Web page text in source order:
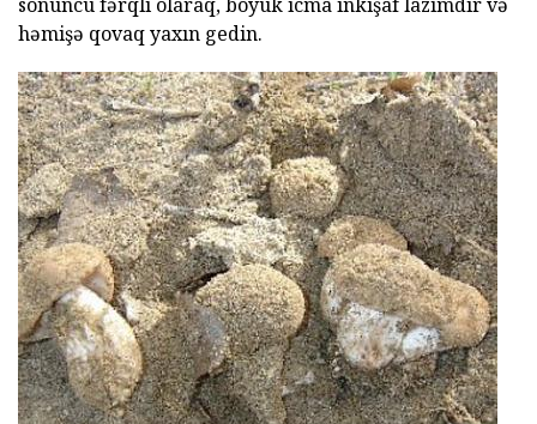
həmişə qovaq yaxın gedin.